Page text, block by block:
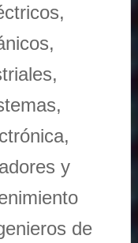
y
de